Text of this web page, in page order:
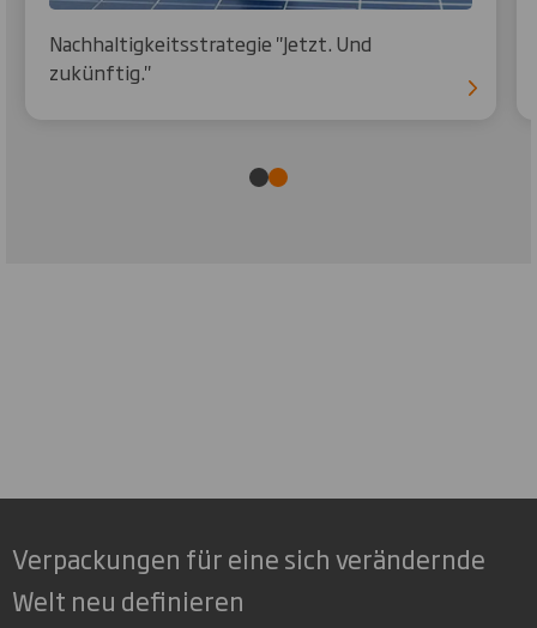
Nachhaltigkeitsstrategie "Jetzt. Und
zukünftig."
Verpackungen für eine sich verändernde
Welt neu definieren